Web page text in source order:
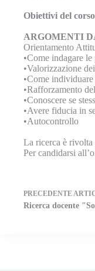
Obiettivi del
ARGOMENTI
Orientamento
•Come indagare
•Valorizzazione
•Come
•Rafforzamento
•Conoscere se
•Avere fiducia in
•Autocontrollo
La ricerca è
Per candidarsi
PRECEDENTE
Ricerca docente